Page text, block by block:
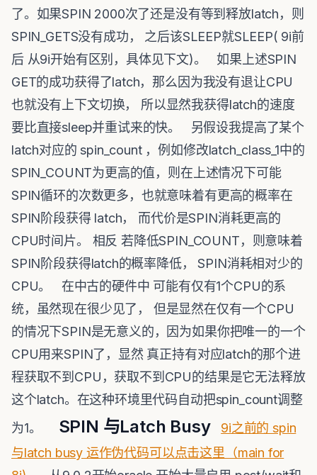
了。如果SPIN 2000次了还是没有等到释放latch，则
SPIN_GETS没有成功， 之后该SLEEP就SLEEP( 9i前
后 从9i开始有区别，具体见下文)。 如果上述SPIN
GET的成功获得了latch，那么因为我没有退让CPU
也就没有上下文切换， 所以显然我获得latch的速度
要比直接sleep并重试来的快。 另假设我提高了某个
latch对应的 spin_count ，例如修改latch_class_1中的
SPIN_COUNT为更高的值，则在上述情况下可能
SPIN循环的次数更多，也就意味着有更高的概率在
SPIN阶段获得 latch， 而代价是SPIN消耗更高的
CPU时间片。 相反 若降低SPIN_COUNT，则意味着
SPIN阶段获得latch的概率降低， SPIN消耗相对少的
CPU。 在中古的硬件中 可能有仅有1个CPU的系
统，虽然现在很少见了， 但是显然在仅有一个CPU
的情况下SPIN是无意义的，因为如果你把唯一的一个
CPU用来SPIN了，显然 真正持有对应latch的那个进
程获取不到CPU，获取不到CPU的结果是它无法释放
这个latch。在这种环境里代码自动把spin_count调整
为1。 SPIN 与Latch Busy
9i之前的 spin
与latch busy 运作伪代码可以点击这里（main for